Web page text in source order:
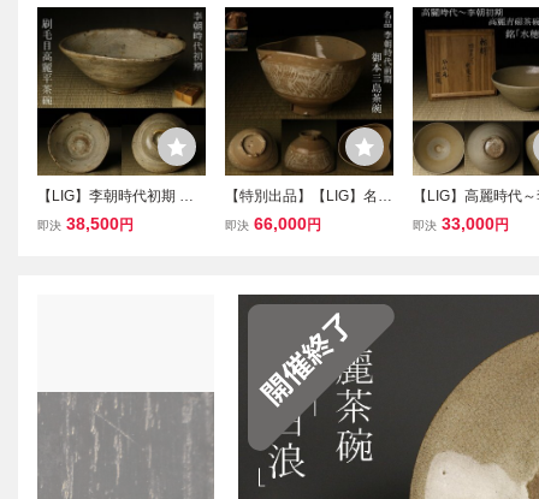
【LIG】李朝時代初期 刷
毛目高麗平茶碗 箱付 鶏龍
即決 38,500円
【特別出品】【LIG】名品
李朝時代前期 御本三島茶
即決 66,000円
【LIG】高麗時代
期 高麗青磁茶碗 銘
即決 33,000円